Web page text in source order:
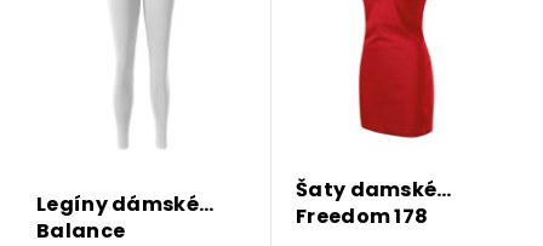
Legíny dámské
Balance
Šaty damské
Freedom 178